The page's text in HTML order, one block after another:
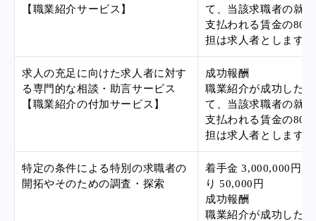
【職業紹介サービス】
て、当該求職者の就
支払われる賃金の
担は求人者とします）
求人の充足に向けた求人者に対す
る専門的な相談・助言サービス
【職業紹介の付加サービス】
成功報酬
職業紹介が成功した
て、当該求職者の就
支払われる賃金の
担は求人者とします）
特定の条件による特別の求職者の
開拓やそのための調査・探索
着手金 3,000,000円・
り 50,000円
成功報酬
職業紹介が成功した